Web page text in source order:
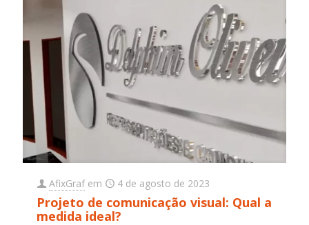
AfixGraf em 4 de agosto de 2023
Projeto de comunicação visual: Qual a
medida ideal?